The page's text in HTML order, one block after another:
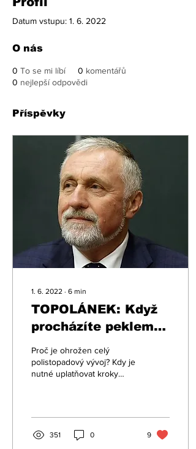
Datum vstupu: 1. 6. 2022
O nás
0 To se mi líbí 0 komentářů
0 nejlepší odpovědi
Příspěvky
1. 6. 2022 ∙ 6 min
TOPOLÁNEK: Když
procházíte peklem,
Proč je ohrožen celý
polistopadový vývoj? Kdy je
nutné uplatňovat kroky
351 0 9